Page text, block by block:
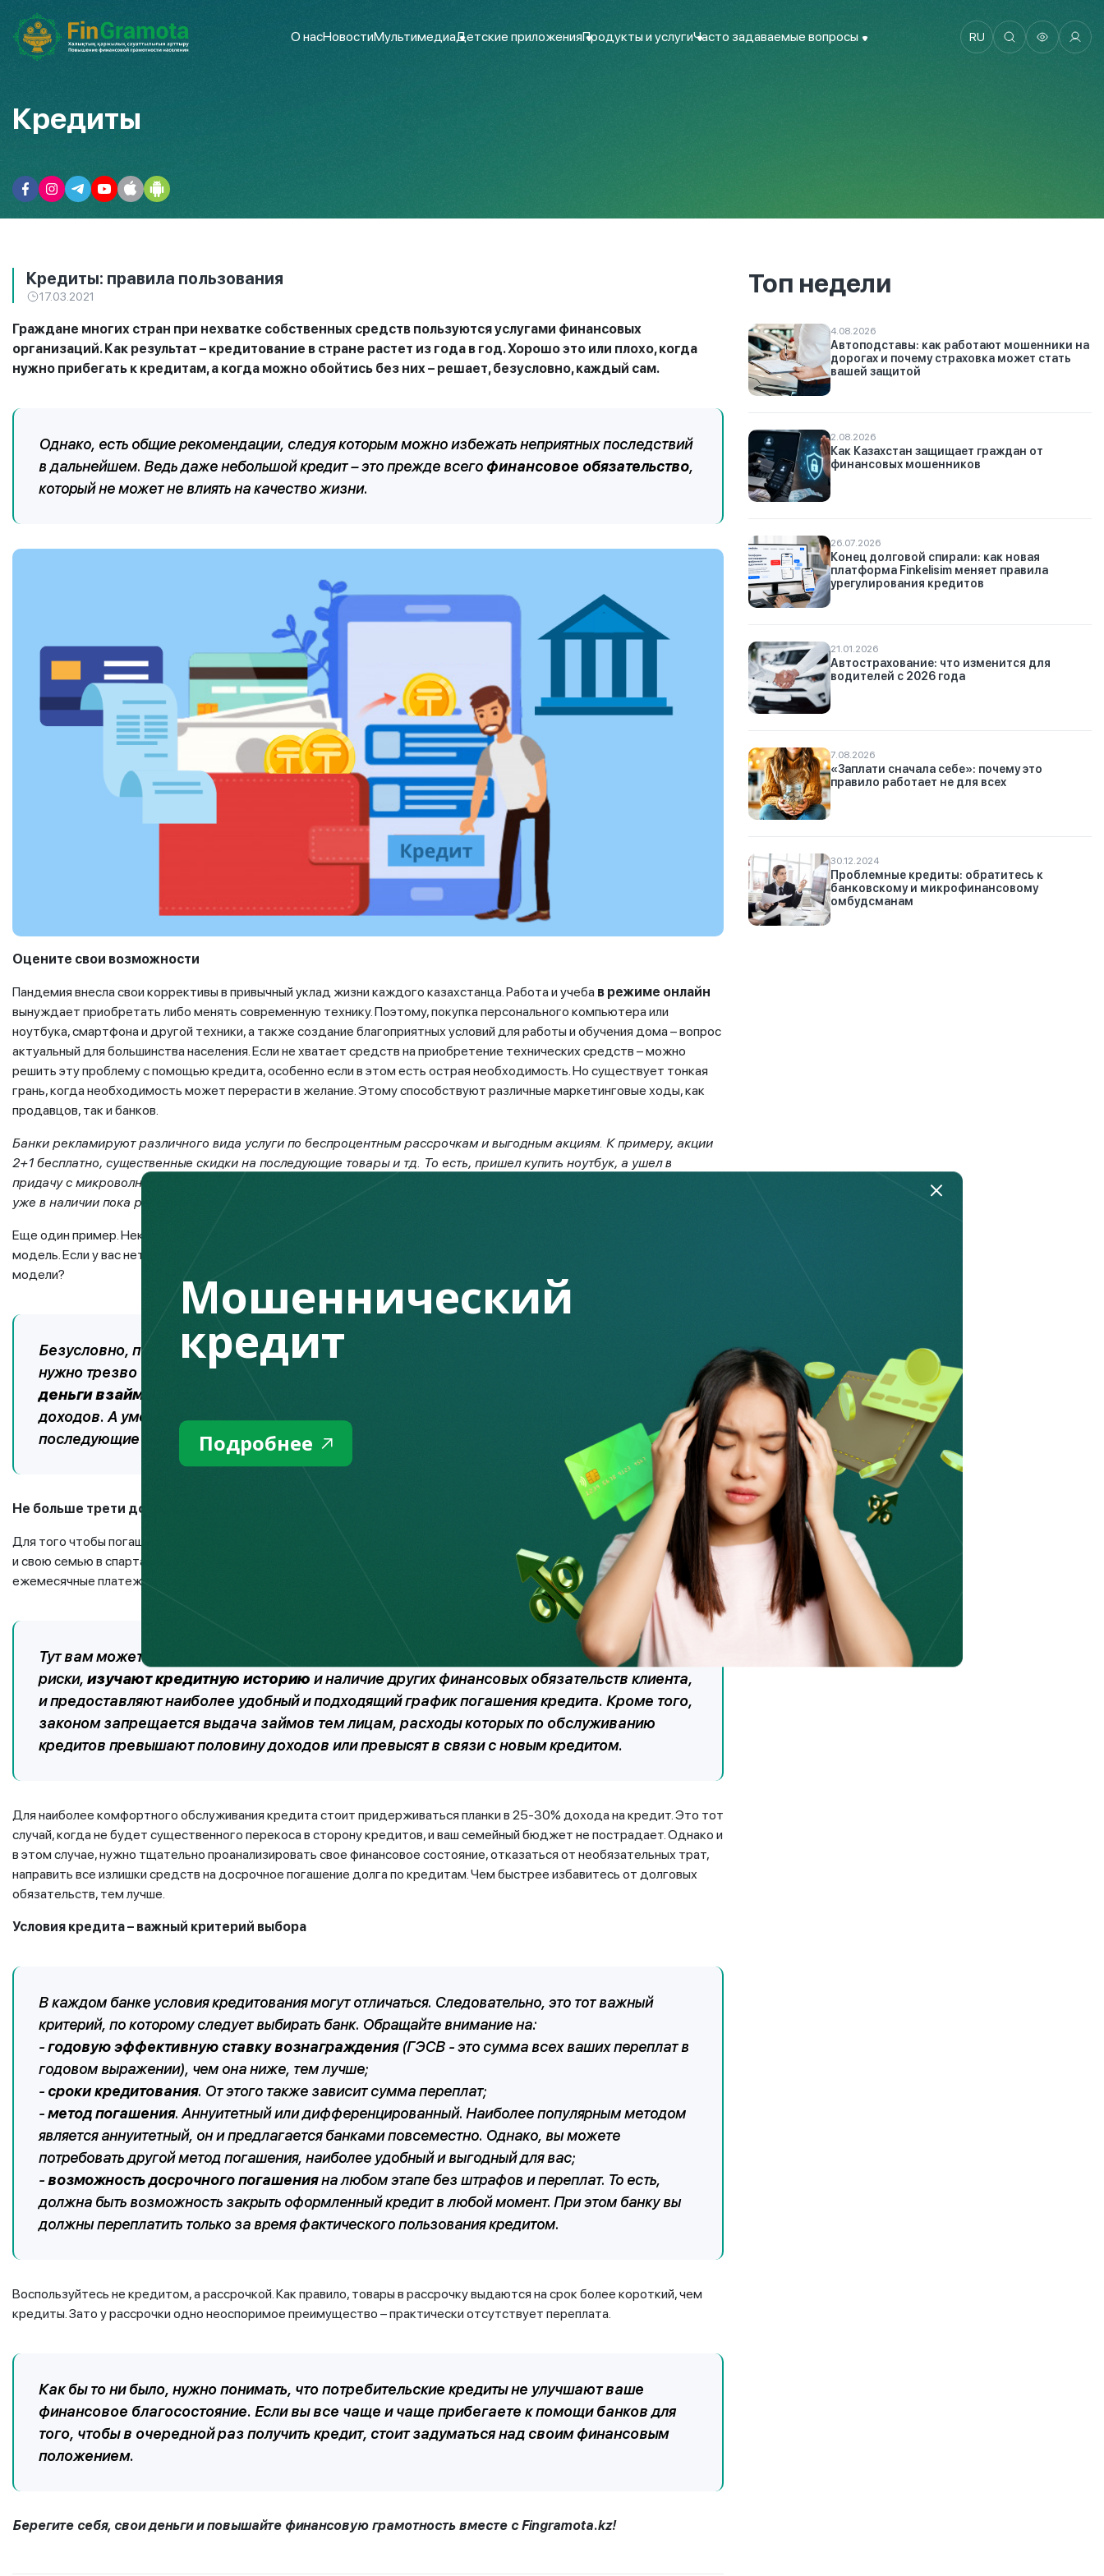
О насНовостиМультимедиаДетские приложенияПродукты и услугиЧасто задаваемые вопросы RU
Кредиты
Кредиты: правила пользования
17.03.2021
Граждане многих стран при нехватке собственных средств пользуются услугами финансовых
организаций. Как результат – кредитование в стране растет из года в год. Хорошо это или плохо, когда
нужно прибегать к кредитам, а когда можно обойтись без них – решает, безусловно, каждый сам.
Однако, есть общие рекомендации, следуя которым можно избежать неприятных последствий
в дальнейшем. Ведь даже небольшой кредит – это прежде всего финансовое обязательство,
который не может не влиять на качество жизни.
Оцените свои возможности
Пандемия внесла свои коррективы в привычный уклад жизни каждого казахстанца. Работа и учеба в режиме онлайн
вынуждает приобретать либо менять современную технику. Поэтому, покупка персонального компьютера или
ноутбука, смартфона и другой техники, а также создание благоприятных условий для работы и обучения дома – вопрос
актуальный для большинства населения. Если не хватает средств на приобретение технических средств – можно
решить эту проблему с помощью кредита, особенно если в этом есть острая необходимость. Но существует тонкая
грань, когда необходимость может перерасти в желание. Этому способствуют различные маркетинговые ходы, как
продавцов, так и банков.
Банки рекламируют различного вида услуги по беспроцентным рассрочкам и выгодным акциям. К примеру, акции
2+1 бесплатно, существенные скидки на последующие товары и тд. То есть, пришел купить ноутбук, а ушел в
придачу с микроволновкой и стиральной машиной, без которых можно было бы и обойтись, ведь техника, которая
уже в наличии пока работает и может еще послужить.
Еще один пример. Некоторые могут поддаться уговорам продавцов или влиянию рекламы, и купить заведомо дорогую
модель. Если у вас нет средств на приобретение простенького ноутбука, стоит ли замахиваться на более дорогие
модели?
Безусловно, покупать все лучшее – естественное желание любого человека, однако
нужно трезво оценивать свои финансовые возможности и знать,
деньги взаймы.
доходов. А уменьшение будущих доходов может привести к ухудшению качества жизни на
последующие месяцы, а то и годы.
Не больше трети дохода на обслуживание кредита
Для того чтобы погашение задолженности по кредиту не превратилось в испытание на прочностьи не вгонять себя
и свою семью в спартанские условия быта, нужно избегать больших кредитов в принципе, и в частности выбирать
ежемесячные платежи и графики посильные для своего бюджета.
Тут вам может помочь и банк. Как правило, банки соотносят доходы и расходы, оценивают
риски, изучают кредитную историю и наличие других финансовых обязательств клиента,
и предоставляют наиболее удобный и подходящий график погашения кредита. Кроме того,
законом запрещается выдача займов тем лицам, расходы которых по обслуживанию
кредитов превышают половину доходов или превысят в связи с новым кредитом.
Для наиболее комфортного обслуживания кредита стоит придерживаться планки в 25-30% дохода на кредит. Это тот
случай, когда не будет существенного перекоса в сторону кредитов, и ваш семейный бюджет не пострадает. Однако и
в этом случае, нужно тщательно проанализировать свое финансовое состояние, отказаться от необязательных трат,
направить все излишки средств на досрочное погашение долга по кредитам. Чем быстрее избавитесь от долговых
обязательств, тем лучше.
Условия кредита – важный критерий выбора
В каждом банке условия кредитования могут отличаться. Следовательно, это тот важный
критерий, по которому следует выбирать банк. Обращайте внимание на:
-годовую эффективную ставку вознаграждения(ГЭСВ - это сумма всех ваших переплат в
годовом выражении), чем она ниже, тем лучше;
- сроки кредитования. От этого также зависит сумма переплат;
-метод погашения. Аннуитетный или дифференцированный. Наиболее популярным методом
является аннуитетный, он и предлагается банками повсеместно. Однако, вы можете
потребовать другой метод погашения, наиболее удобный и выгодный для вас;
- возможность досрочного погашенияна любом этапе без штрафов и переплат. То есть,
должна быть возможность закрыть оформленный кредит в любой момент. При этом банку вы
должны переплатить только за время фактического пользования кредитом.
Воспользуйтесь не кредитом, а рассрочкой. Как правило, товары в рассрочку выдаются на срок более короткий, чем
кредиты. Зато у рассрочки одно неоспоримое преимущество – практически отсутствует переплата.
Как бы то ни было, нужно понимать, что потребительские кредиты не улучшают ваше
финансовое благосостояние. Если вы все чаще и чаще прибегаете к помощи банков для
того, чтобы в очередной раз получить кредит, стоит задуматься над своим финансовым
положением.
Берегите себя, свои деньги и повышайте финансовую грамотность вместе сFingramota.kz!
Топ недели
4.08.2026
Автоподставы: как работают мошенники на
дорогах и почему страховка может стать
вашей защитой
2.08.2026
Как Казахстан защищает граждан от
финансовых мошенников
26.07.2026
Конец долговой спирали: как новая
платформа Finkelisim меняет правила
урегулирования кредитов
21.01.2026
Автострахование: что изменится для
водителей с 2026 года
7.08.2026
«Заплати сначала себе»: почему это
правило работает не для всех
30.12.2024
Проблемные кредиты: обратитесь к
банковскому и микрофинансовому
омбудсманам
Мошеннический
кредит
Подробнее